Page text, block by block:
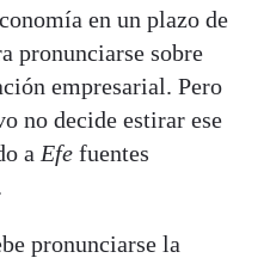
en un plazo de
pronunciarse sobre
empresarial. Pero
no decide estirar ese
a Efe fuentes
pronunciarse la